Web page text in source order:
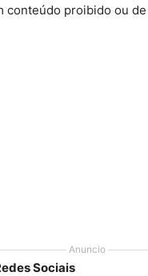
conteúdo proibido ou
Anuncio
Sociais